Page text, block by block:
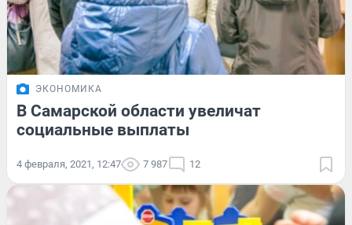
ЭКОНОМИКА
В Самарской области увеличат
социальные выплаты
4 февраля, 2021, 12:47 7 987 12